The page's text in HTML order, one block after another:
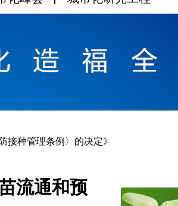
接种管理条例〉的决定》
流通和预